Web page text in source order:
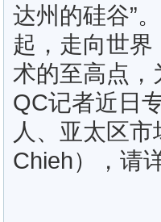
达州的硅谷”
起，走向世
术的至高点，
QC记者近日
人、亚太区
Chieh），请